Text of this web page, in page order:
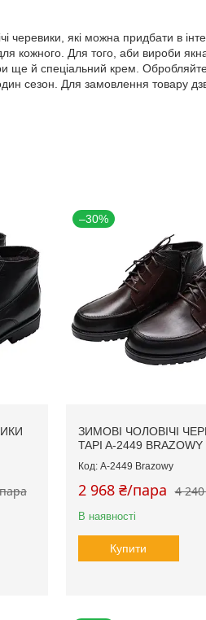
черевики, які можна придбати в
кожного. Для того, аби вироби
ще й спеціальний крем.
сезон. Для замовлення товару
–30%
ЗИМОВІ ЧОЛОВІЧІ
TAPI A-2449 BRAZOWY
A-2449 Brazowy
4
2 968 ₴/пара
В наявності
Купити